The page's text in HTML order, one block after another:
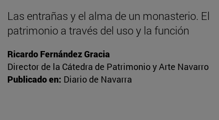
Las entrañas y el alma de un monasterio. El
patrimonio a través del uso y la función
Ricardo Fernández Gracia
Director de la Cátedra de Patrimonio y Arte Navarro
Publicado en: Diario de Navarra